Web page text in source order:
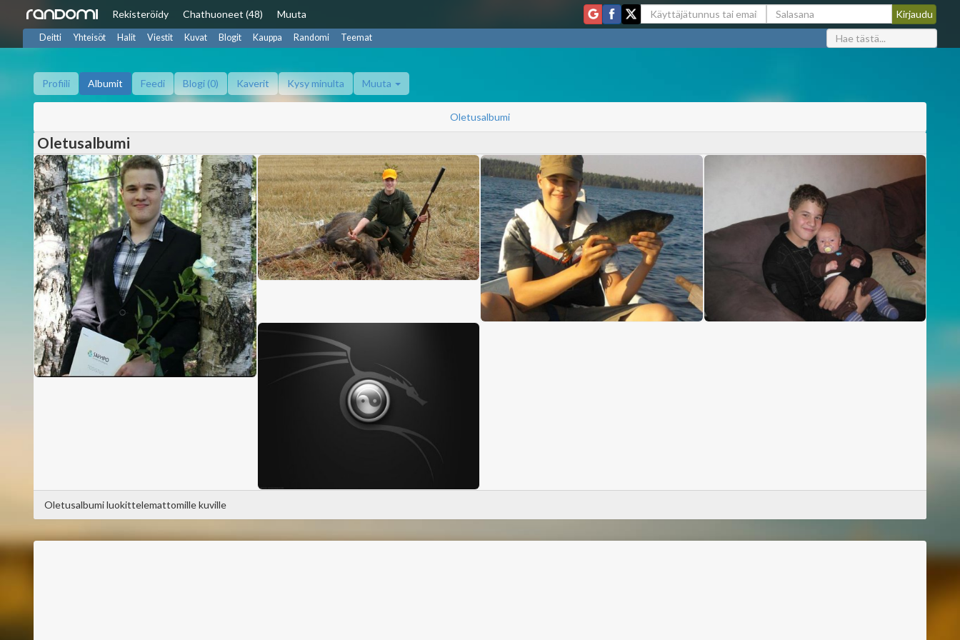
Rekisteröidy Chathuoneet (48) Muuta
Deitti Yhteisöt Halit Viestit Kuvat Blogit Kauppa Randomi Teemat
Profiili Albumit Feedi Blogi (0) Kaverit Kysy minulta Muuta
Oletusalbumi
Oletusalbumi
Oletusalbumi luokittelemattomille kuville